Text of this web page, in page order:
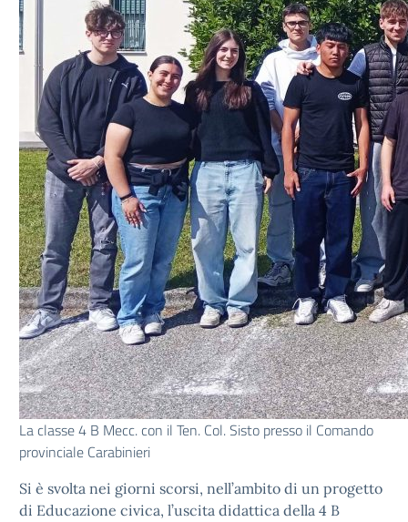
La classe 4 B Mecc. con il Ten. Col. Sisto presso il Comando
provinciale Carabinieri
Si è svolta nei giorni scorsi, nell’ambito di un progetto
di Educazione civica, l’uscita didattica della 4 B